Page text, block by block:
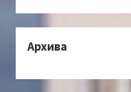
Архива